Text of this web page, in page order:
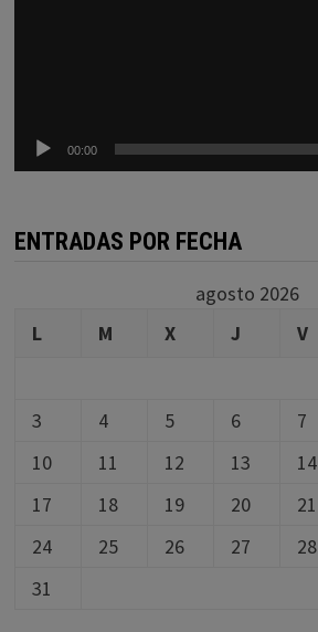
00:00
ENTRADAS POR FECHA
agosto 2026
L
M X J V
3
4 5 6 7
10
11 12 13 14
17
18 19 20 21
24
25 26 27 28
31